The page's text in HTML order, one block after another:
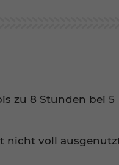
zu 8 Stunden bei 5
nicht voll